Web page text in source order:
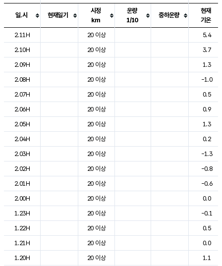
도시별 기상실황표로 지점, 날씨, 기온, 강수, 바람, 기압등을 안내한 표입
일.시 현재일기
시정
km
운량
1/10
중하운량
현재
기온
2.11H
20 이상
5.4
2.10H
20 이상
3.7
2.09H
20 이상
1.3
2.08H
20 이상
-1.0
2.07H
20 이상
0.5
2.06H
20 이상
0.9
2.05H
20 이상
1.3
2.04H
20 이상
0.2
2.03H
20 이상
-1.3
2.02H
20 이상
-0.8
2.01H
20 이상
-0.6
2.00H
20 이상
0.0
1.23H
20 이상
-0.1
1.22H
20 이상
0.5
1.21H
20 이상
0.0
1.20H
20 이상
1.1